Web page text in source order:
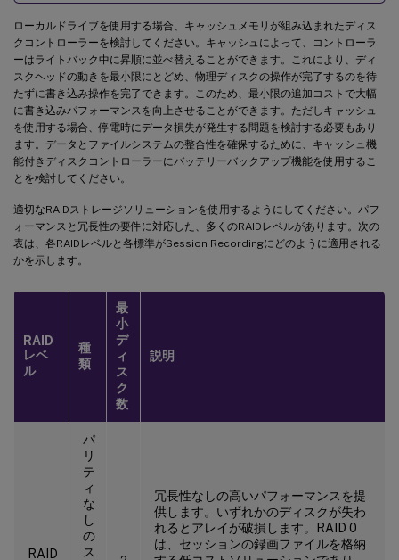
ローカルドライブを使用する場合、キャッシュメモリが組み込まれたディス
クコントローラーを検討してください。キャッシュによって、コントローラ
ーはライトバック中に昇順に並べ替えることができます。これにより、ディ
スクヘッドの動きを最小限にとどめ、物理ディスクの操作が完了するのを待
たずに書き込み操作を完了できます。このため、最小限の追加コストで大幅
に書き込みパフォーマンスを向上させることができます。ただしキャッシュ
を使用する場合、停電時にデータ損失が発生する問題を検討する必要もあり
ます。データとファイルシステムの整合性を確保するために、キャッシュ機
能付きディスクコントローラーにバッテリーバックアップ機能を使用するこ
とを検討してください。
適切なRAIDストレージソリューションを使用するようにしてください。パフ
ォーマンスと冗長性の要件に対応した、多くのRAIDレベルがあります。次の
表は、各RAIDレベルと各標準がSession Recordingにどのように適用される
かを示します。
RAID
レベ
ル
種
類
最
小
デ
ィ
ス
ク
数
説明
RAID
パ
リ
テ
ィ
な
し
の
ス
冗長性なしの高いパフォーマンスを提
供します。いずれかのディスクが失わ
れるとアレイが破損します。RAID 0
は、セッションの録画ファイルを格納